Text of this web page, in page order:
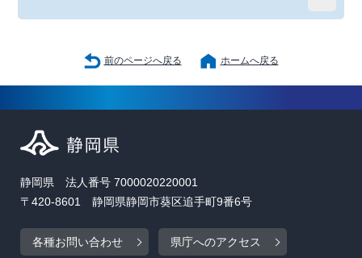
前のページへ戻る ホームへ戻る
静岡県 法人番号 7000020220001
〒420-8601 静岡県静岡市葵区追手町9番6号
各種お問い合わせ 県庁へのアクセス